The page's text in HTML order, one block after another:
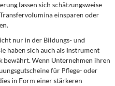
lassen sich schät­zungsweise
einsparen oder
nur in der Bildungs- und
haben sich auch als Instrument
Wenn Unternehmen ihren
für Pflege- oder
in Form einer stärkeren